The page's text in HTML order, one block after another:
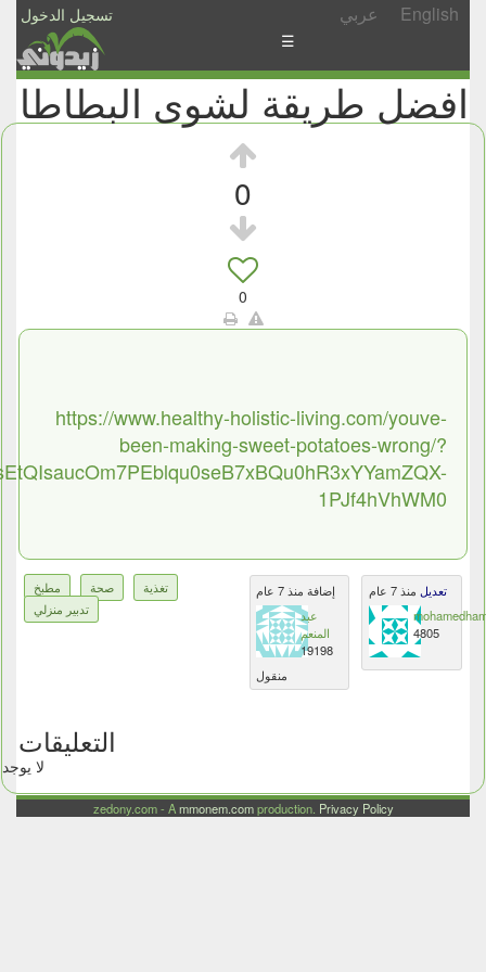
تسجيل الدخول عربي English
الأخبار
الأسئلة
☰
افضل طريقة لشوى البطاطا
0
0
https://www.healthy-holistic-living.com/youve-
been-making-sweet-potatoes-wrong/?
1PJf4hVhWM0
تغذية صحة
مطبخ
تدبير منزلي
إضافة منذ 7 عام
عبد
المنعم
19198
منقول
تعديل منذ 7 عام
4805
التعليقات
لا يوجد
zedony.com - Ammonem.comproduction. Privacy Policy